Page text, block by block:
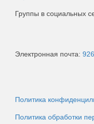
Группы в социальных
Электронная почта:
Политика
Политика обработки